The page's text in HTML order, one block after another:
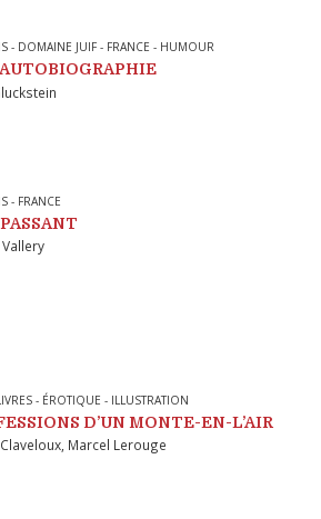
- DOMAINE JUIF- FRANCE - HUMOUR
- FRANCE
Vallery
- ÉROTIQUE - ILLUSTRATION
D’UN MONTE-EN-L’AIR
, Marcel Lerouge